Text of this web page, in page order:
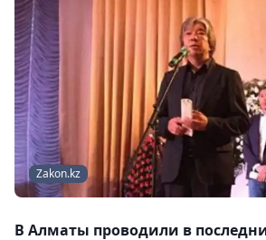
Zakon.kz
В Алматы проводили в